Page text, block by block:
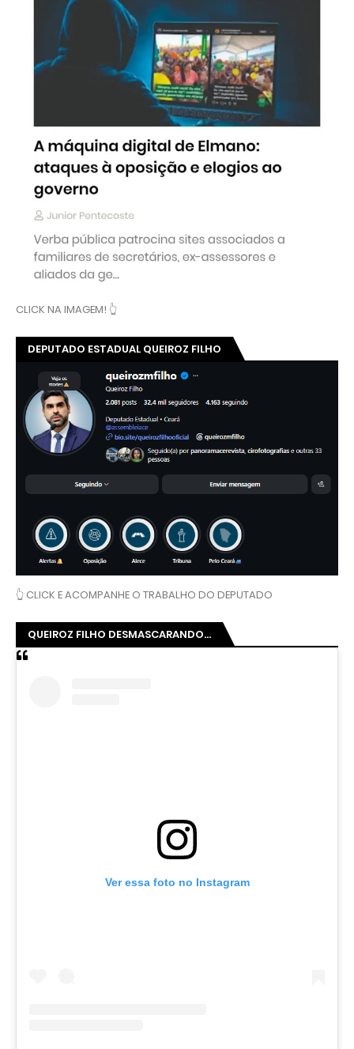
CLICK NA IMAGEM! 👆
DEPUTADO ESTADUAL QUEIROZ FILHO
👆 CLICK E ACOMPANHE O TRABALHO DO DEPUTADO
QUEIROZ FILHO DESMASCARANDO...
Ver essa foto no Instagram